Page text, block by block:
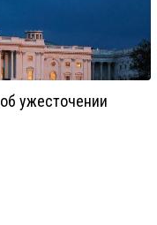
ужесточении